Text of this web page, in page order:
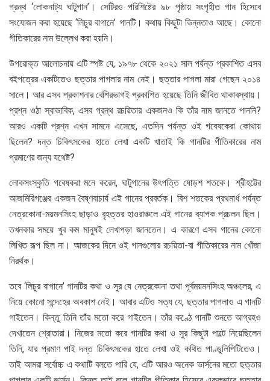
গ্রন্থ ‘লোকনাট্য ঘাটুগান’। সেটিরও পরিশিষ্টের ৯৮ পৃষ্ঠায় সংগৃহীত গান হিসেবে
সংযোজন করা হয়েছে ‘লিচুর বাগানে’ গানটি। কথায় কিছুটা ভিন্নতাও আছে। কোনো
গীতিকারের নাম উল্লেখ করা হয়নি।
উপরোক্ত আলোচনায় এটি স্পষ্ট যে, ১৯৭৮ থেকে ২০২১ সাল পর্যন্ত প্রকাশিত এসব
বইপত্রের একটিতেও ছত্তার পাগলার নাম নেই। ছত্তার পাগলা মারা গেছেন ২০১৪
সালে। আর এসব প্রকাশনার বেশিরভাগই প্রকাশিত হয়েছে তিনি জীবিত থাকাবস্থায়।
প্রশ্ন ওঠা স্বাভাবিক, এসব গ্রন্থ রচয়িতার একজনও কি তাঁর নাম জানতে পাননি?
আরও একটি প্রশ্ন এখন সামনে এসেছে, এতদিন পর্যন্ত ওই গবেষকেরা কোথায়
ছিলেন? দন্ত চিকিৎসকের হাতে লেখা একটি খাতাই কি গানটির গীতিকারের নাম
প্রমাণের জন্য যথেষ্ট?
লোকসংস্কৃতি গবেষকরা মনে করেন, ঘাটুগানের উৎপত্তি ষোড়শ শতকে। শ্রীহট্টের
আজমিরিগঞ্জের একজন বৈষ্ণবাচার্য এই গানের প্রবর্তক। বিশ শতকের প্রথমার্ধ পর্যন্ত
নেত্রকোনা-ময়মনসিংহ ছাড়াও বৃহত্তর হাওরাঞ্চলে এই গানের ব্যাপক প্রচলন ছিল।
তখনকার সময়ে খুব কম মানুষই লেখাপড়া জানতেন। এ কারণে এসব গানের কোনো
লিখিত রূপ ছিল না। আজকের দিনে ওই গানগুলোর রচয়িতা-বা গীতিকারের নাম খোঁজা
নিরর্থক।
তবে ‘লিচুর বাগানে’ গানটির কথা ও সুর যে নেত্রকোনা তথা পূর্বময়মনসিংহ অঞ্চলের, এ
নিয়ে কোনো সন্দেহের অবকাশ নেই। আবার এটিও সত্য যে, ছত্তার পাগলাও এ গানটি
গাইতেন। কিন্তু তিনি তাঁর মতো করে গাইতেন। তাঁর কণ্ঠে গানটি শুনতে আগ্রহও
দেখাতেন শ্রোতারা। নিজের মতো করে গানটির কথা ও সুর কিছুটা পাল্টে নিয়েছিলেন
তিনি, যার প্রমাণ পাই দন্ত চিকিৎসকের হাতে লেখা ওই কথিত পাণ্ডুলিপিটিতেও।
তাই আমরা সর্বোচ্চ এ কথাটি বলতে পারি যে, এটি আরও অনেক ভার্সনের মতো ছত্তার